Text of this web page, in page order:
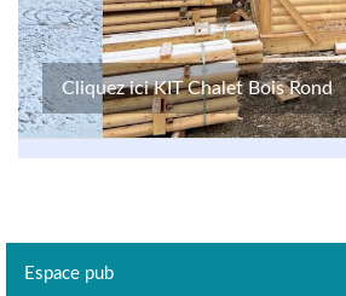
Cliquez ici KIT Chalet Bois Rond
Espace pub